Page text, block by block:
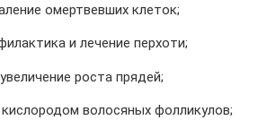
омертвевших клеток;
и лечение перхоти;
увеличение роста прядей;
волосяных фолликулов;